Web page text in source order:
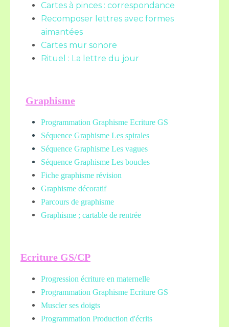
Cartes à pinces : correspondance
Recomposer lettres avec formes
aimantées
Cartes mur sonore
Rituel : La lettre du jour
Graphisme
Programmation Graphisme Ecriture GS
Séquence Graphisme Les spirales
Séquence Graphisme Les vagues
Séquence Graphisme Les boucles
Fiche graphisme révision
Graphisme décoratif
Parcours de graphisme
Graphisme ; cartable de rentrée
Ecriture GS/CP
Progression écriture en maternelle
Programmation Graphisme Ecriture GS
Muscler ses doigts
Programmation Production d'écrits